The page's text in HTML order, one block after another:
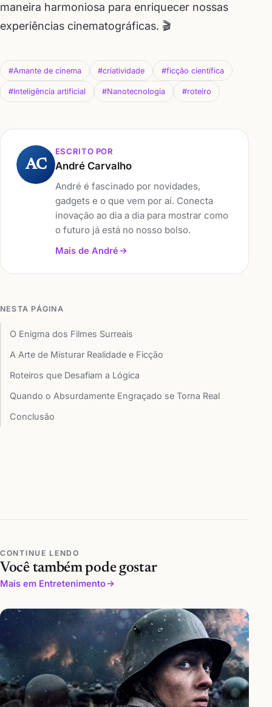
maneira harmoniosa para enriquecer nossas
experiências cinematográficas. 🎬
#Amante de cinema #criatividade #ficção científica
#Inteligência artificial #Nanotecnologia #roteiro
AC
ESCRITO POR
André Carvalho
André é fascinado por novidades,
gadgets e o que vem por aí. Conecta
inovação ao dia a dia para mostrar como
o futuro já está no nosso bolso.
Mais de André
NESTA PÁGINA
O Enigma dos Filmes Surreais
A Arte de Misturar Realidade e Ficção
Roteiros que Desafiam a Lógica
Quando o Absurdamente Engraçado se Torna Real
Conclusão
CONTINUE LENDO
Você também pode gostar
Mais em Entretenimento